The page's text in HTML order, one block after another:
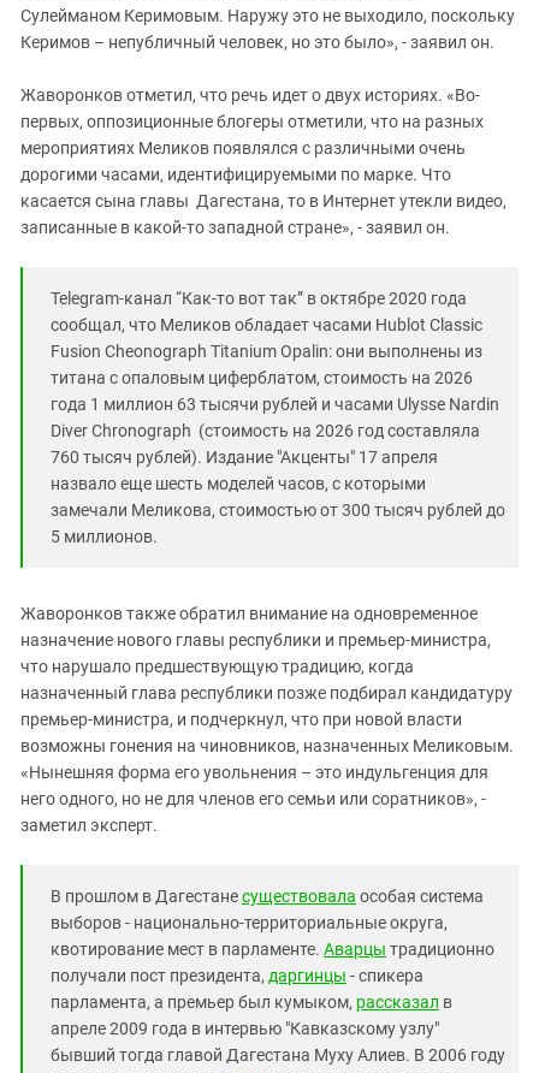
Сулейманом Керимовым. Наружу это не выходило, поскольку
Керимов – непубличный человек, но это было», - заявил он.
Жаворонков отметил, что речь идет о двух историях. «Во-
первых, оппозиционные блогеры отметили, что на разных
мероприятиях Меликов появлялся с различными очень
дорогими часами, идентифицируемыми по марке. Что
касается сына главы Дагестана, то в Интернет утекли видео,
записанные в какой-то западной стране», - заявил он.
Telegram-канал “Как-то вот так” в октябре 2020 года
сообщал, что Меликов обладает часами Hublot Classic
Fusion Cheonograph Titanium Opalin: они выполнены из
титана с опаловым циферблатом, стоимость на 2026
года 1 миллион 63 тысячи рублей и часами Ulysse Nardin
Diver Chronograph (стоимость на 2026 год составляла
760 тысяч рублей). Издание "Акценты" 17 апреля
назвало еще шесть моделей часов, с которыми
замечали Меликова, стоимостью от 300 тысяч рублей до
5 миллионов.
Жаворонков также обратил внимание на одновременное
назначение нового главы республики и премьер-министра,
что нарушало предшествующую традицию, когда
назначенный глава республики позже подбирал кандидатуру
премьер-министра, и подчеркнул, что при новой власти
возможны гонения на чиновников, назначенных Меликовым.
«Нынешняя форма его увольнения – это индульгенция для
него одного, но не для членов его семьи или соратников», -
заметил эксперт.
В прошлом в Дагестанесуществовала особая система
выборов - национально-территориальные округа,
квотирование мест в парламенте. Аварцы традиционно
получали пост президента, даргинцы - спикера
парламента, а премьер был кумыком, рассказал в
апреле 2009 года в интервью "Кавказскому узлу"
бывший тогда главой Дагестана Муху Алиев. В 2006 году